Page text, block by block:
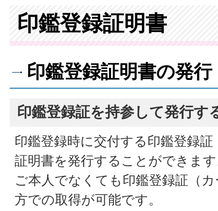
印鑑登録証明書
印鑑登録証明書の発行
印鑑登録証を持参して発行す
印鑑登録時に交付する印鑑登録
証明書を発行することができま
ご本人でなくても印鑑登録証（
方での取得が可能です。